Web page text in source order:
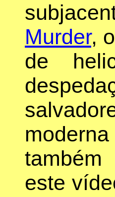
Murder,
de
também
este